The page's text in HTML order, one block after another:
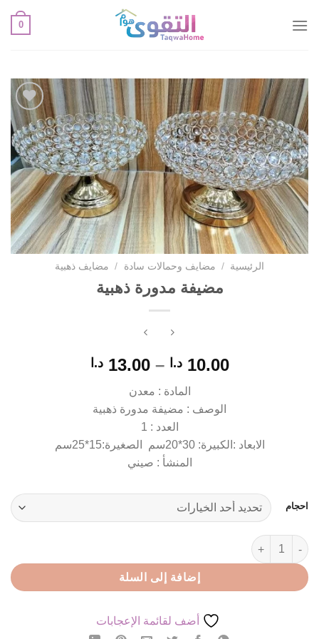
0
أضف
لقائمة
الإعجابات
الرئيسية / مضايف وحمالات سادة / مضايف ذهبية
مضيفة مدورة ذهبية
10.00 د.ا –
13.00 د.ا نطاق
⁦13.00 د.ا⁩
المادة : معدن
الوصف : مضيفة مدورة ذهبية
العدد : 1
الابعاد :الكبيرة: 30*20سم الصغيرة:15*25سم
المنشأ : صيني
احجام
كمية مضيفة مدورة ذهبية
إضافة إلى السلة
أضف لقائمة الإعجابات